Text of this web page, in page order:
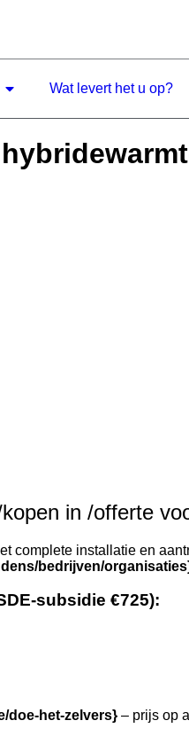
Wat levert het u op?
in /offerte
complete installatie en
bedrijven/
subsidie €725):
doe-het-zelvers} – prijs op